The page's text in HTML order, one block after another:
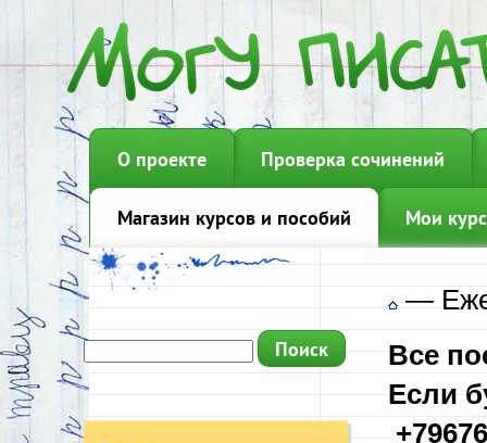
О проекте Проверка сочинений
Магазин курсов и пособий Мои
—
Все
Если